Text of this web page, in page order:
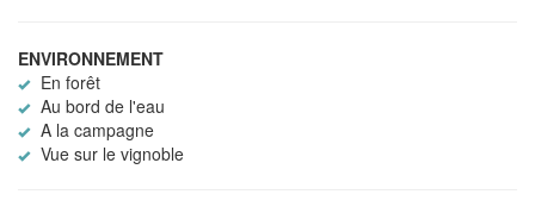
ENVIRONNEMENT
En forêt
Au bord de l'eau
A la campagne
Vue sur le vignoble